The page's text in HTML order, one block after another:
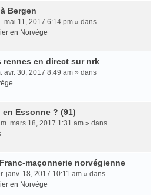
Bergen
mai 11, 2017 6:14 pm » dans
en Norvège
rennes en direct sur nrk
avr. 30, 2017 8:49 am » dans
en Essonne ? (91)
mars 18, 2017 1:31 am » dans
maçonnerie norvégienne
janv. 18, 2017 10:11 am » dans
en Norvège